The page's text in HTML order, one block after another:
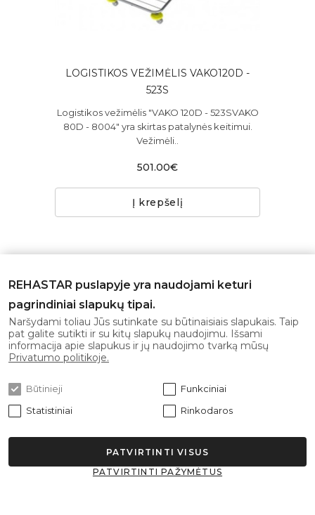
LOGISTIKOS VEŽIMĖLIS VAKO120D -
523S
Logistikos vežimėlis "VAKO 120D - 523SVAKO
80D - 8004" yra skirtas patalynės keitimui.
Vežimėli..
501.00€
Į krepšelį
LOGISTIKOS VEŽIMĖLIS VAKO120I -
REHASTAR puslapyje yra naudojami keturi
pagrindiniai slapukų tipai.
Naršydami toliau Jūs sutinkate su būtinaisiais slapukais. Taip
pat galite sutikti ir su kitų slapukų naudojimu. Išsami
informacija apie slapukus ir jų naudojimo tvarką mūsų
Privatumo politikoje.
Būtinieji
Funkciniai
Statistiniai
Rinkodaros
PATVIRTINTI PAŽYMĖTUS
PATVIRTINTI VISUS